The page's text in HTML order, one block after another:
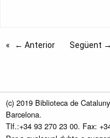
← Anterior Següent →
(c) 2019 Biblioteca de
Barcelona.
Tlf.:+34 93 270 23 00. Fax: